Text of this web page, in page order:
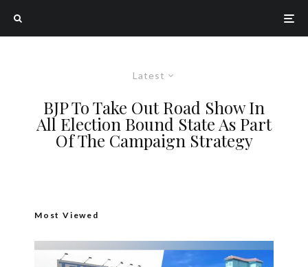
Latest
BJP To Take Out Road Show In
All Election Bound State As Part
Of The Campaign Strategy
Most Viewed